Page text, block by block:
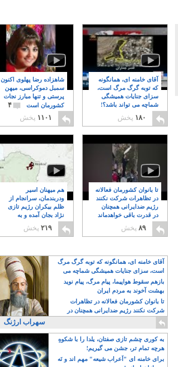
شاهزاده رضا پهلوی اکنون
سمبل دموکراسی، میهن
پرستی و تنها مبارز نجات
کشورمان است
۴
۱۱۰۱ پخش
آقای خامنه ای، همانگونه
که توبه گرگ مرگ است،
سزای جنایات همیشگی
شماچه می تواند باشد؟!
۸
۱۸۰ پخش
هم میهنان اسیر
ودربندمان، سرانجام از
ظلم بیکران رژیم تازی
نژاد بجان آمده و به
۲۱۹ پخش
تا بانوان کشورمان فعالانه
در تظاهرات شرکت نکنند
رژیم ضدایرانی همچنان
در قدرت باقی خواهدماند
۸
۸۹ پخش
آقای خامنه ای، همانگونه که توبه گرگ مرگ
است، سزای جنایات همیشگی شماچه می
تواند باشد؟!
بازهم سقوط هواپیما، پیام مرگ، پیام نوید
بهشت آخوند به مردم ایران
تا بانوان کشورمان فعالانه در تظاهرات
شرکت نکنند رژیم ضدایرانی همچنان در
قدرت باقی خواهدماند
سهراب ارژنگ
به کوری چشم تازی صفتان، یلدا را با شکوهِ
هرچه تمام تر، جشن می گیریم!
برای خامنه ای "اَعراب شیعه" مهم اند و نَه